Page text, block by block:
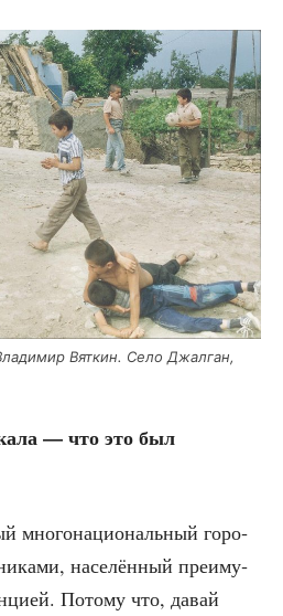
Вят­кин. Село Джал­ган,
— что это был
мно­го­на­ци­о­наль­ный горо­
насе­лён­ный пре­иму­
Пото­му что, давай